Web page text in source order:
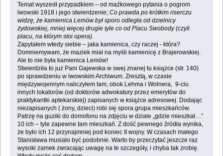
Temat wyszedł przypadkiem – od maźkowego pytania o pogrom
lwowski 1918 i jego stwierdzenie;Co prawda po krótkim riserczu
widzę, że kamienica Lemów był sporo odległa od dzielnicy
żydowskiej, mniej więcej drugie tyle co od Placu Swobody (czyli
placu, na którym stoi opera).
Zapytałem wtedy siebie – jaka kamienica, czy raczej - która?
Domniemywam, że maziek miał na myśli kamienicę z Brajerowskiej.
Ale to nie była kamienica Lemów!
Stwierdziła to już Pani Gajewska w swej znanej tu książce (str. 140)
po sprawdzeniu w lwowskim Archiwum. Zresztą, w czasie
międzywojennym naliczyłem tam, obok Lehma i Wolnera, 9-ciu
innych lokatorów (od doktorów adwokatury przez emerytów do
praktykantki aptekarskiej) zapisanych w książce adresowej. Dodając
niezapisanych ( żony, dzieci) robi się spora grupa mieszkańców.
Patrzę na guziki do domofonu na zdjęciu w dziale „gdzie mieszkał…”
10 ich – tyle zapewne tam mieszkań. Z dość pewnego źródła wynika,
że było ich 12 przynajmniej pod koniec II wojny. W czasach małego
Stanisława musiało być podobnie. Warto by przeczytać jeszcze raz
wysoki zamek zwracając uwagę na te szczegóły, i chyba tak zrobię.